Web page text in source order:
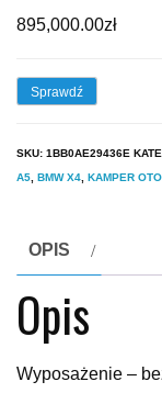
895,000.00zł
Sprawdź
SKU: 1BB0AE29436E
A5 BMW X4 KAMPER
OPIS
Opis
Wyposażenie –